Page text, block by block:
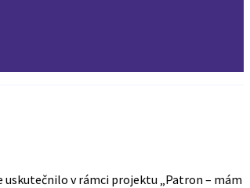
uskutečnilo v rámci projektu „Patron – mám